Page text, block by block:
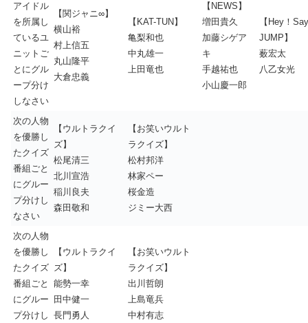
アイドル
を所属し
ているユ
ニットご
とにグル
ープ分け
しなさい
【関ジャニ∞】
横山裕
村上信五
丸山隆平
大倉忠義
【KAT-TUN】
亀梨和也
中丸雄一
上田竜也
【NEWS】
増田貴久
加藤シゲア
キ
手越祐也
小山慶一郎
【Hey！
JUMP】
薮宏太
八乙女光
次の人物
を優勝し
たクイズ
番組ごと
にグルー
プ分けし
なさい
【ウルトラクイ
ズ】
松尾清三
北川宣浩
稲川良夫
森田敬和
【お笑いウルト
ラクイズ】
松村邦洋
林家ペー
桜金造
ジミー大西
次の人物
を優勝し
たクイズ
番組ごと
にグルー
プ分けし
【ウルトラクイ
ズ】
能勢一幸
田中健一
長門勇人
【お笑いウルト
ラクイズ】
出川哲朗
上島竜兵
中村有志